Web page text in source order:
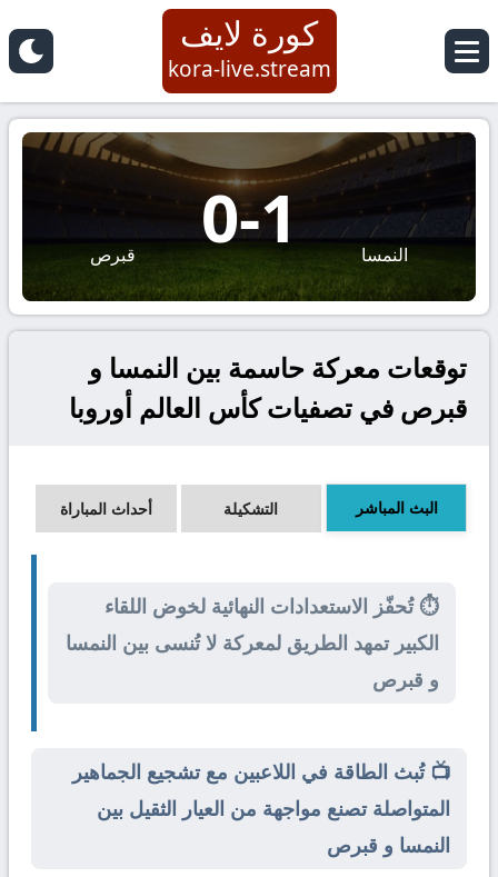
كورة لايف
kora-live.stream
النمسا 1
-
0 قبرص
توقعات معركة حاسمة بين النمسا و
قبرص في تصفيات كأس العالم أوروبا
البث المباشر التشكيلة أحداث المباراة
⏱️ تُحفّز الاستعدادات النهائية لخوض اللقاء
الكبير تمهد الطريق لمعركة لا تُنسى بين النمسا
و قبرص
📺 تُبث الطاقة في اللاعبين مع تشجيع الجماهير
المتواصلة تصنع مواجهة من العيار الثقيل بين
النمسا و قبرص